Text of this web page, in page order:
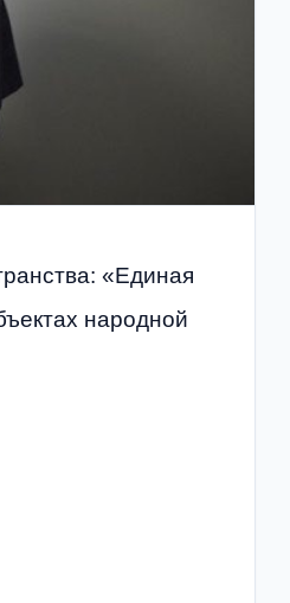
«Единая
народной